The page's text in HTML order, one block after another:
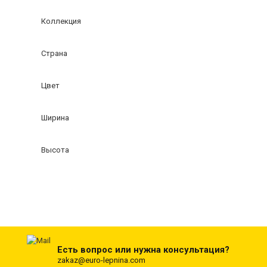
Коллекция
Страна
Цвет
Ширина
Высота
Есть вопрос или нужна консультация?
zakaz@euro-lepnina.com